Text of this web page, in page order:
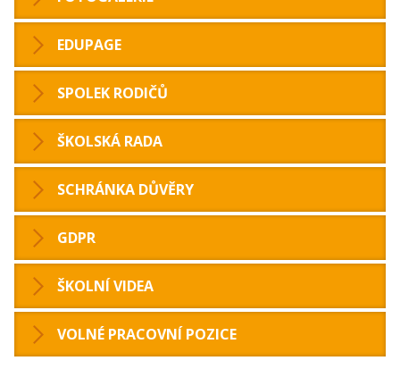
EDUPAGE
SPOLEK RODIČŮ
ŠKOLSKÁ RADA
SCHRÁNKA DŮVĚRY
GDPR
ŠKOLNÍ VIDEA
VOLNÉ PRACOVNÍ POZICE